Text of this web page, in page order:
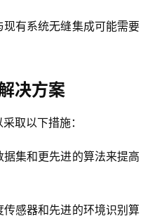
现有系统无缝集成可能需要
决方案
取以下措施：
据集和更先进的算法来提高
传感器和先进的环境识别算